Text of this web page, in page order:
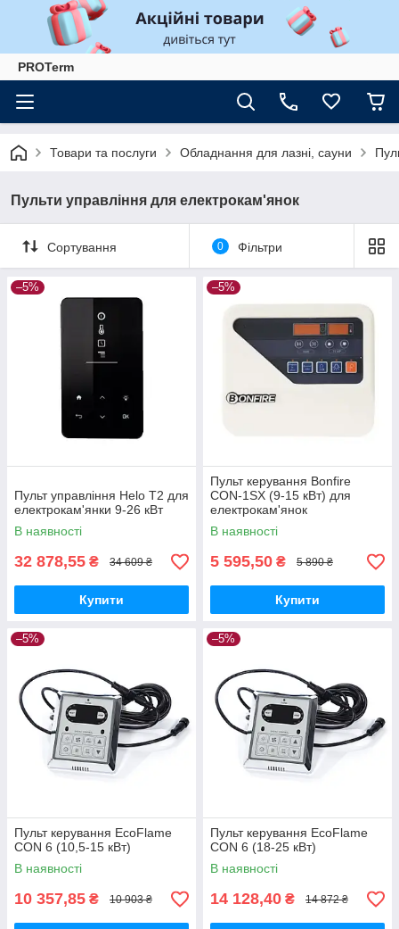
PROTerm
Товари та послуги Обладнання для лазні, сауни
Пульти управління для електрокам'янок
Сортування 0 Фільтри
–5%
Пульт управління Helo T2 для
електрокам'янки 9-26 кВт
В наявності
32 878,55 ₴ 34 609 ₴
Купити
–5%
Пульт керування Bonfire
CON-1SX (9-15 кВт) для
електрокам'янок
В наявності
5 595,50 ₴ 5 890 ₴
Купити
–5%
Пульт керування EcoFlame
CON 6 (10,5-15 кВт)
В наявності
10 357,85 ₴ 10 903 ₴
–5%
Пульт керування EcoFlame
CON 6 (18-25 кВт)
В наявності
14 128,40 ₴ 14 872 ₴